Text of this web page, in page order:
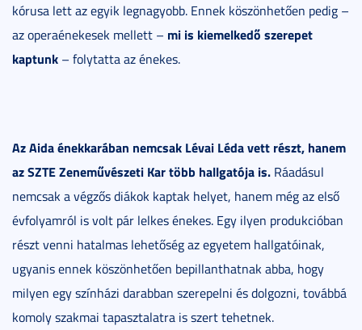
kórusa lett az egyik legnagyobb. Ennek köszönhetően pedig –
az operaénekesek mellett – mi is kiemelkedő szerepet
kaptunk – folytatta az énekes.
Az Aida énekkarában nemcsak Lévai Léda vett részt, hanem
az SZTE Zeneművészeti Kar több hallgatója is. Ráadásul
nemcsak a végzős diákok kaptak helyet, hanem még az első
évfolyamról is volt pár lelkes énekes. Egy ilyen produkcióban
részt venni hatalmas lehetőség az egyetem hallgatóinak,
ugyanis ennek köszönhetően bepillanthatnak abba, hogy
milyen egy színházi darabban szerepelni és dolgozni, továbbá
komoly szakmai tapasztalatra is szert tehetnek.